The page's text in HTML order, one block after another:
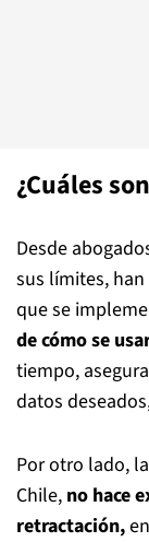
¿Cuáles
Desde
sus límites,
que se
de cómo se
tiempo,
datos
Por otro lado,
Chile, no hace
retractación,